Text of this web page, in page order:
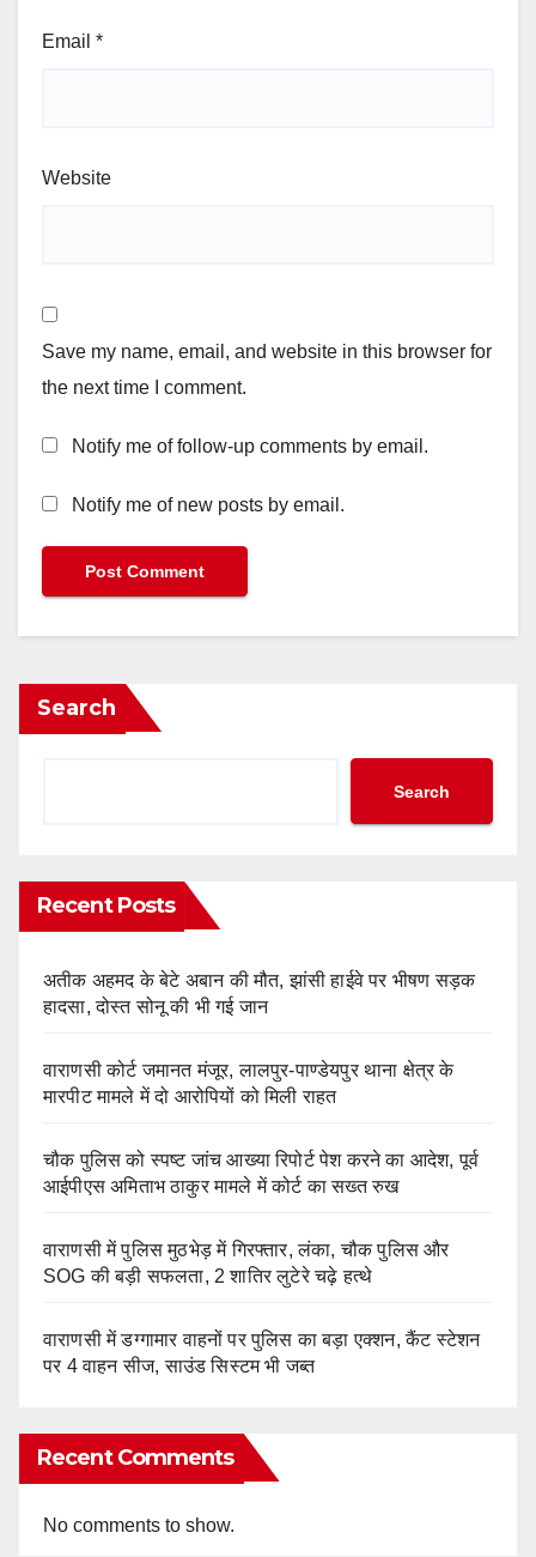
Email *
Website
Save my name, email, and website in this browser for
the next time I comment.
Notify me of follow-up comments by email.
Notify me of new posts by email.
Search
Search
Recent Posts
अतीक अहमद के बेटे अबान की मौत, झांसी हाईवे पर भीषण सड़क
हादसा, दोस्त सोनू की भी गई जान
वाराणसी कोर्ट जमानत मंजूर, लालपुर-पाण्डेयपुर थाना क्षेत्र के
मारपीट मामले में दो आरोपियों को मिली राहत
चौक पुलिस को स्पष्ट जांच आख्या रिपोर्ट पेश करने का आदेश, पूर्व
आईपीएस अमिताभ ठाकुर मामले में कोर्ट का सख्त रुख
वाराणसी में पुलिस मुठभेड़ में गिरफ्तार, लंका, चौक पुलिस और
SOG की बड़ी सफलता, 2 शातिर लुटेरे चढ़े हत्थे
वाराणसी में डग्गामार वाहनों पर पुलिस का बड़ा एक्शन, कैंट स्टेशन
पर 4 वाहन सीज, साउंड सिस्टम भी जब्त
Recent Comments
No comments to show.